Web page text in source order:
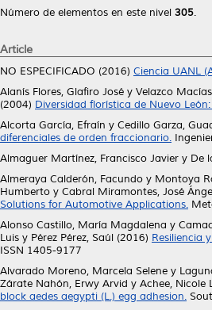
Número de elementos en este nivel 305.
Article
NO ESPECIFICADO (2016) Ciencia UANL
Alanís Flores, Glafiro José y Velazco
(2004) Diversidad florística de Nuevo
Alcorta García, Efraín y Cedillo Garza,
diferenciales de orden fraccionario.
Almaguer Martínez, Francisco Javier y De
Almeraya Calderón, Facundo y Montoya
Humberto y Cabral Miramontes, José
Solutions for Automotive Applications.
Alonso Castillo, María Magdalena y
Luis y Pérez Pérez, Saúl (2016) Resiliencia
ISSN 1405-9177
Alvarado Moreno, Marcela Selene y
Zárate Nahón, Erwy Arvid y Achee, Nicole
block aedes aegypti (L.) egg adhesion.